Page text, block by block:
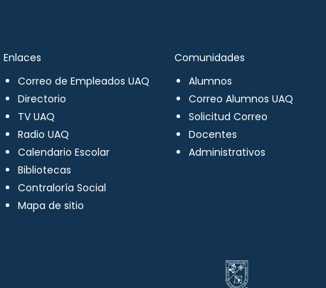
Enlaces
Correo de Empleados UAQ
Directorio
TV UAQ
Radio UAQ
Calendario Escolar
Bibliotecas
Contraloría Social
Mapa de sitio
Comunidades
Alumnos
Correo Alumnos UAQ
Solicitud Correo
Docentes
Administrativos